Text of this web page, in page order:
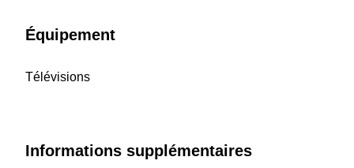
Équipement
Télévisions
Informations supplémentaires